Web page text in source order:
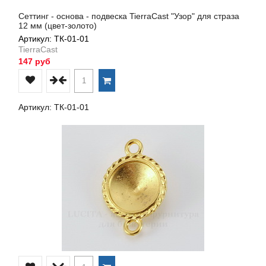
Сеттинг - основа - подвеска TierraCast "Узор" для страза
12 мм (цвет-золото)
Артикул: ТК-01-01
TierraCast
147 руб
Артикул: ТК-01-01